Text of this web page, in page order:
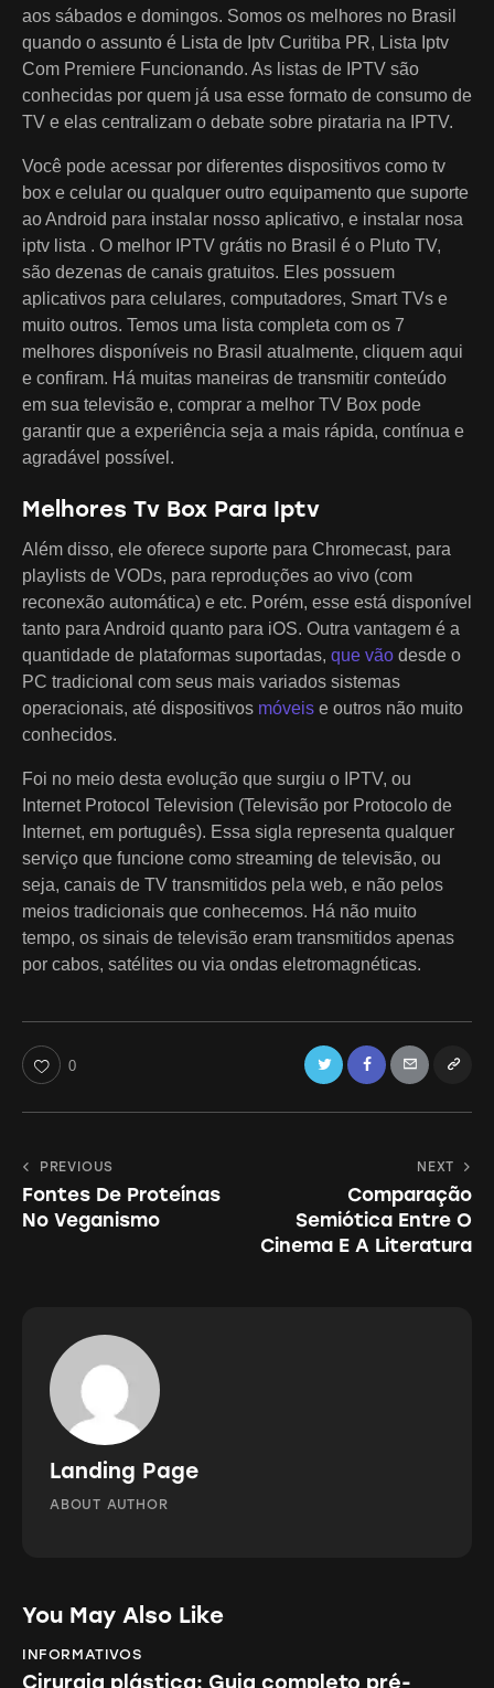
aos sábados e domingos. Somos os melhores no Brasil
quando o assunto é Lista de Iptv Curitiba PR, Lista Iptv
Com Premiere Funcionando. As listas de IPTV são
conhecidas por quem já usa esse formato de consumo de
TV e elas centralizam o debate sobre pirataria na IPTV.
Você pode acessar por diferentes dispositivos como tv
box e celular ou qualquer outro equipamento que suporte
ao Android para instalar nosso aplicativo, e instalar nosa
iptv lista . O melhor IPTV grátis no Brasil é o Pluto TV,
são dezenas de canais gratuitos. Eles possuem
aplicativos para celulares, computadores, Smart TVs e
muito outros. Temos uma lista completa com os 7
melhores disponíveis no Brasil atualmente, cliquem aqui
e confiram. Há muitas maneiras de transmitir conteúdo
em sua televisão e, comprar a melhor TV Box pode
garantir que a experiência seja a mais rápida, contínua e
agradável possível.
Melhores Tv Box Para Iptv
Além disso, ele oferece suporte para Chromecast, para
playlists de VODs, para reproduções ao vivo (com
reconexão automática) e etc. Porém, esse está disponível
tanto para Android quanto para iOS. Outra vantagem é a
quantidade de plataformas suportadas, que vão desde o
PC tradicional com seus mais variados sistemas
operacionais, até dispositivos móveis e outros não muito
conhecidos.
Foi no meio desta evolução que surgiu o IPTV, ou
Internet Protocol Television (Televisão por Protocolo de
Internet, em português). Essa sigla representa qualquer
serviço que funcione como streaming de televisão, ou
seja, canais de TV transmitidos pela web, e não pelos
meios tradicionais que conhecemos. Há não muito
tempo, os sinais de televisão eram transmitidos apenas
por cabos, satélites ou via ondas eletromagnéticas.
0 Twitter FacebookEmail Copy
Navegação
de
Post
PREVIOUS
Fontes De Proteínas
No Veganismo
NEXT
Comparação
Semiótica Entre O
Cinema E A Literatura
Landing Page
ABOUT AUTHOR
You May Also Like
INFORMATIVOS
Cirurgia plástica: Guia completo pré-